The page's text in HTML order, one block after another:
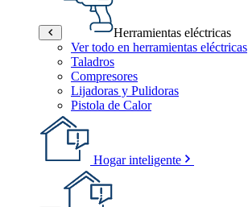
Herramientas eléctricas
Ver todo en herramientas eléctricas
Taladros
Compresores
Lijadoras y Pulidoras
Pistola de Calor
Hogar inteligente